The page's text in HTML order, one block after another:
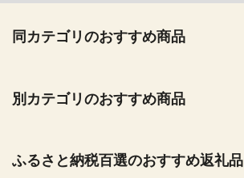
同カテゴリのおすすめ商品
別カテゴリのおすすめ商品
ふるさと納税百選のおすすめ返礼品